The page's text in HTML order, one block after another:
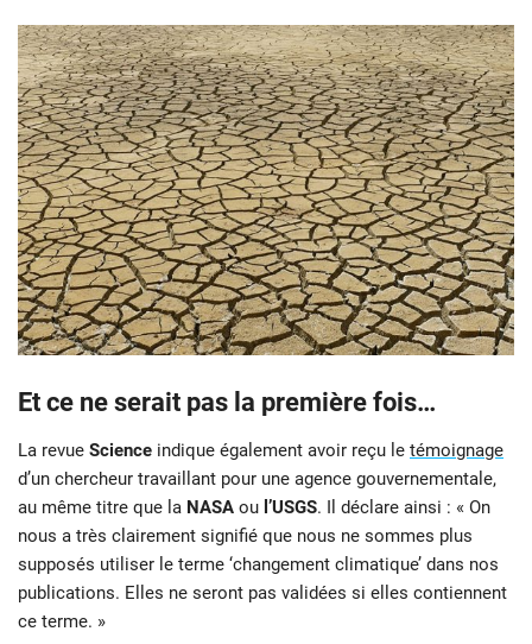
Et ce ne serait pas la première fois…
La revue Science indique également avoir reçu le témoignage
d’un chercheur travaillant pour une agence gouvernementale,
au même titre que la NASA ou l’USGS. Il déclare ainsi : « On
nous a très clairement signifié que nous ne sommes plus
supposés utiliser le terme ‘changement climatique’ dans nos
publications. Elles ne seront pas validées si elles contiennent
ce terme. »